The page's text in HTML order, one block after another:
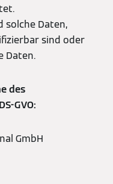
solche Daten,
sind oder
Daten.
des
GVO:
GmbH